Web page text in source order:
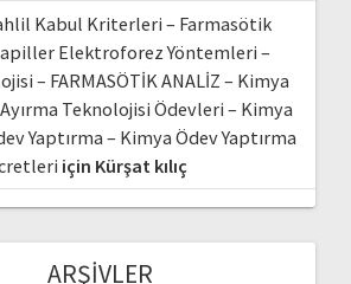
Kabul Kriterleri – Farmasötik
Elektroforez Yöntemleri –
– FARMASÖTİK ANALİZ – Kimya
Teknolojisi Ödevleri – Kimya
Yaptırma – Kimya Ödev Yaptırma
için Kürşat kılıç
ARŞIVLER